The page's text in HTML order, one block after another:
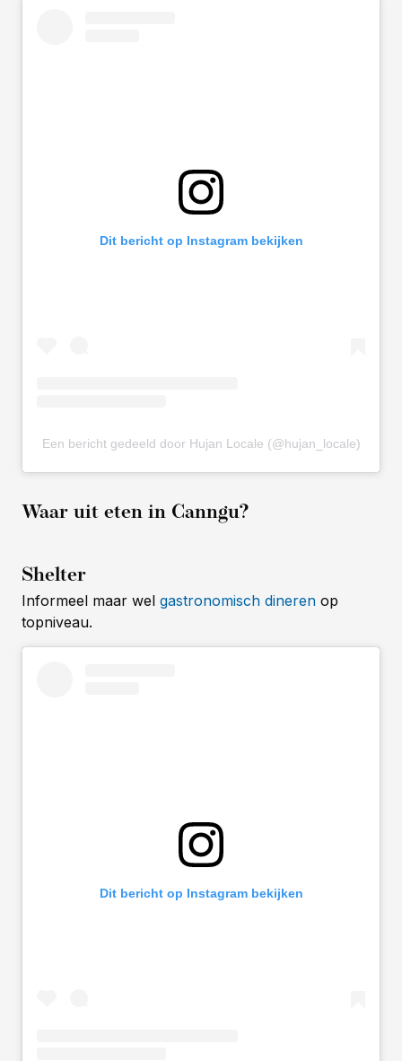
Dit bericht op Instagram bekijken
Een bericht gedeeld door Hujan Locale (@hujan_locale)
Waar uit eten in Canngu?
Shelter
Informeel maar wel gastronomisch dineren op
topniveau.
Dit bericht op Instagram bekijken